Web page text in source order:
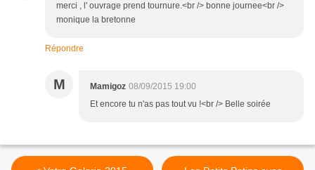
merci , l' ouvrage prend tournure.<br /> bonne journee<br />
monique la bretonne
Répondre
M Mamigoz 08/09/2015 19:00
Et encore tu n'as pas tout vu !<br /> Belle soirée